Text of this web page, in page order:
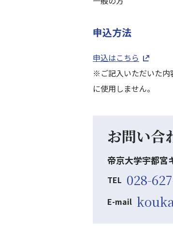
申込方法
申込はこちら
※ご記入いただいた内
に使用しません。
お問い合
帝京大学宇都宮
TEL 028-
E-mail